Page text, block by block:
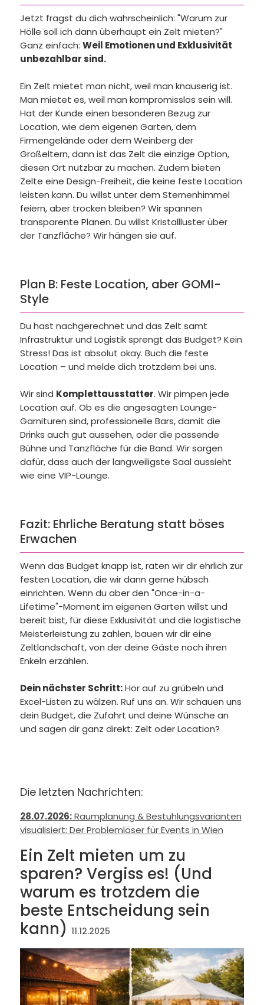
Jetzt fragst du dich wahrscheinlich: "Warum zur
Hölle soll ich dann überhaupt ein Zelt mieten?"
Ganz einfach: Weil Emotionen und Exklusivität
unbezahlbar sind.
Ein Zelt mietet man nicht, weil man knauserig ist.
Man mietet es, weil man kompromisslos sein will.
Hat der Kunde einen besonderen Bezug zur
Location, wie dem eigenen Garten, dem
Firmengelände oder dem Weinberg der
Großeltern, dann ist das Zelt die einzige Option,
diesen Ort nutzbar zu machen. Zudem bieten
Zelte eine Design-Freiheit, die keine feste Location
leisten kann. Du willst unter dem Sternenhimmel
feiern, aber trocken bleiben? Wir spannen
transparente Planen. Du willst Kristallluster über
der Tanzfläche? Wir hängen sie auf.
Plan B: Feste Location, aber GOMI-
Style
Du hast nachgerechnet und das Zelt samt
Infrastruktur und Logistik sprengt das Budget? Kein
Stress! Das ist absolut okay. Buch die feste
Location – und melde dich trotzdem bei uns.
Wir sind Komplettausstatter. Wir pimpen jede
Location auf. Ob es die angesagten Lounge-
Garnituren sind, professionelle Bars, damit die
Drinks auch gut aussehen, oder die passende
Bühne und Tanzfläche für die Band. Wir sorgen
dafür, dass auch der langweiligste Saal aussieht
wie eine VIP-Lounge.
Fazit: Ehrliche Beratung statt böses
Erwachen
Wenn das Budget knapp ist, raten wir dir ehrlich zur
festen Location, die wir dann gerne hübsch
einrichten. Wenn du aber den "Once-in-a-
Lifetime"-Moment im eigenen Garten willst und
bereit bist, für diese Exklusivität und die logistische
Meisterleistung zu zahlen, bauen wir dir eine
Zeltlandschaft, von der deine Gäste noch ihren
Enkeln erzählen.
Dein nächster Schritt:Hör auf zu grübeln und
Excel-Listen zu wälzen. Ruf uns an. Wir schauen uns
dein Budget, die Zufahrt und deine Wünsche an
und sagen dir ganz direkt: Zelt oder Location?
Die letzten Nachrichten:
28.07.2026:Raumplanung & Bestuhlungsvarianten
visualisiert: Der Problemlöser für Events in Wien
Ein Zelt mieten um zu
sparen? Vergiss es! (Und
warum es trotzdem die
beste Entscheidung sein
kann) 11.12.2025